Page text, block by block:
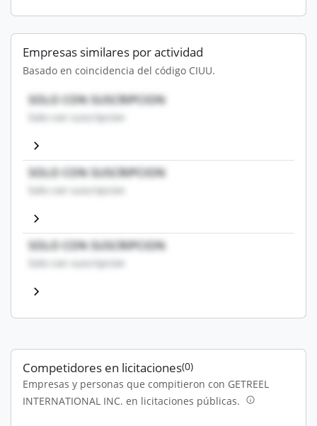
Empresas similares por actividad
Basado en coincidencia del código CIUU.
SOLO CON SUSCRIPCION
Solo con suscripcion
SOLO CON SUSCRIPCION
Solo con suscripcion
SOLO CON SUSCRIPCION
Solo con suscripcion
Competidores en licitaciones(0)
Empresas y personas que compitieron con GETREEL
INTERNATIONAL INC. en licitaciones públicas.